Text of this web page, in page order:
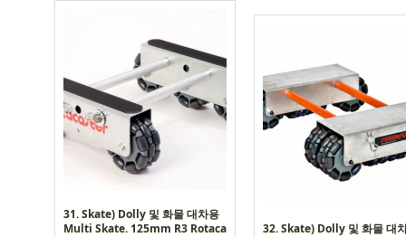
31. Skate) Dolly 및 화물 대차용
Multi Skate. 125mm R3 Rotaca
32. Skate) Dolly 및 화물 대